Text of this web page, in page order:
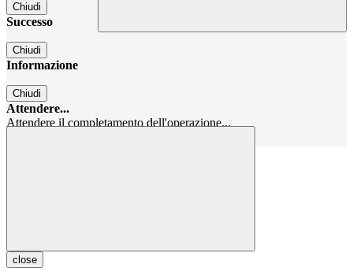
Chiudi
Successo
Chiudi
Informazione
Chiudi
Attendere...
Attendere il completamento dell'operazione...
close